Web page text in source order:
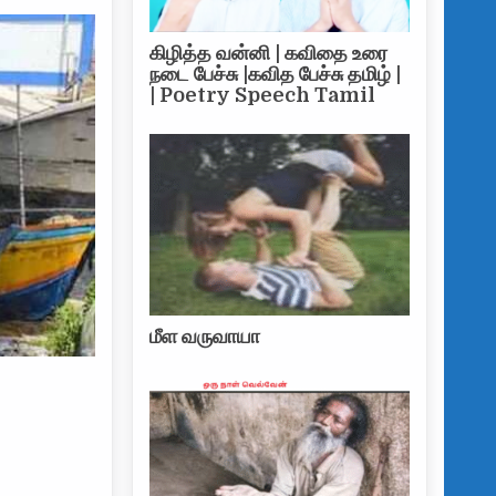
கிழித்த வன்னி | கவிதை உரை
நடை பேச்சு |கவித பேச்சு தமிழ் |
| Poetry Speech Tamil
மீள வருவாயா